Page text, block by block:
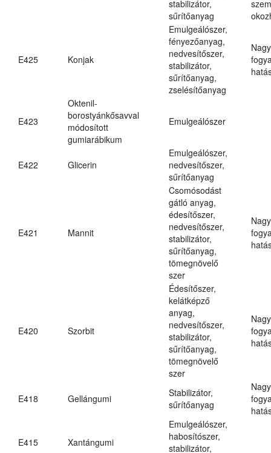
stabilizátor,
sűrítőanyag
E425 Konjak
Emulgeálószer,
fényezőanyag,
nedvesítőszer,
stabilizátor,
sűrítőanyag,
zselésítőanyag
E423
Oktenil-
borostyánkősavval
módosított
gumiarábikum
Emulgeálószer
E422 Glicerin
Emulgeálószer,
nedvesítőszer,
sűrítőanyag
E421 Mannit
Csomósodást
gátló anyag,
édesítőszer,
nedvesítőszer,
stabilizátor,
sűrítőanyag,
tömegnövelő
szer
E420 Szorbit
Édesítőszer,
kelátképző
anyag,
nedvesítőszer,
stabilizátor,
sűrítőanyag,
tömegnövelő
szer
E418 Gellángumi
Stabilizátor,
sűrítőanyag
E415 Xantángumi
Emulgeálószer,
habosítószer,
stabilizátor,